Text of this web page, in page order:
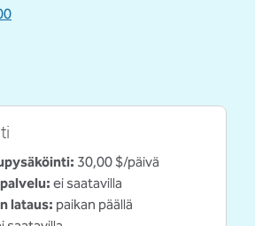
: 30,00 $/päivä
: ei saatavilla
lataus: paikan päällä